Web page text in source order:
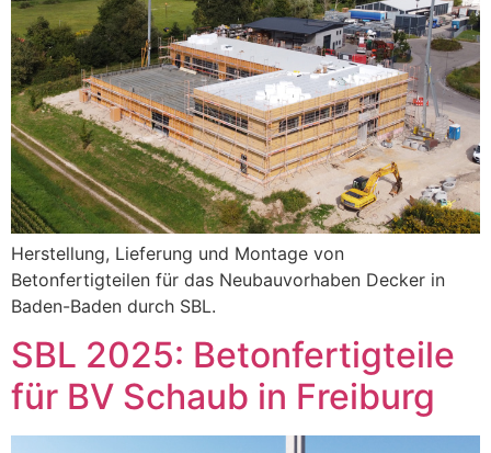
Herstellung, Lieferung und Montage von
Betonfertigteilen für das Neubauvorhaben Decker in
Baden-Baden durch SBL.
SBL 2025: Betonfertigteile
für BV Schaub in Freiburg